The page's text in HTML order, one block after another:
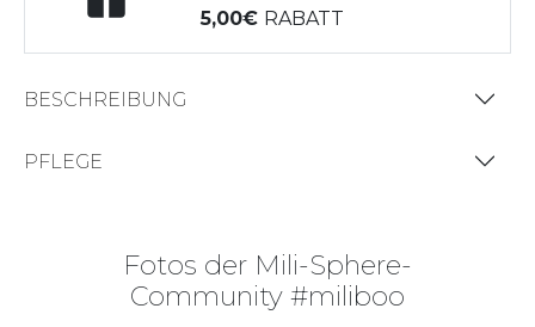
5,00 RABATT
BESCHREIBUNG
PFLEGE
Fotos der Mili-Sphere-
Community #miliboo